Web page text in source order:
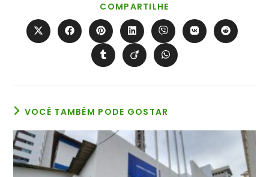
COMPARTILHE
ESTE
CONTEÚDO
Abre
em
Abre
em
Abre
em
uma
nova
janela
Abre
em
uma
nova
janela
Abre
em
uma
nova
janela
Abre
em
Abre
em
Abre
em
Abre
em
Abre
em
VOCÊ TAMBÉM PODE GOSTAR